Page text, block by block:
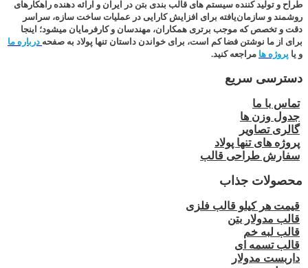
طراح و تولید کننده سیستم های قالب بندی بتن در ایران و ارائه دهنده راهکارهای
روشمند و سازمان‌یافته برای افزایش کارایی در عملیات ساخت سازه، سراسر
دقت و تخصص که موجب برتری همکاران، مهندسان و کارفرمایان میشود؛ اینجا
برای از ما نوشتن فضا کم است، برای خواندن داستان تنها پولاد به صفحه درباره ما
و یا پروژه ها مراجعه کنید.
دسترسی سریع
تماس با ما
جدول وزن ها
گالری تصاویر
پروژه های تنها پولاد
سفارش طراحی قالب
محصولات جذاب
قیمت هر کیلو قالب فلزی
قالب مدولار بتن
قالب لبه خم
قالب تسمه ای
داربست مدولار